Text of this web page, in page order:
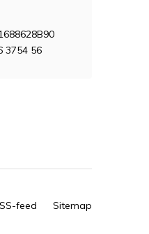
3754 56
feed Sitemap